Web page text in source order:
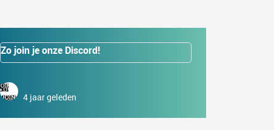
Zo join je onze Discord!
4 jaar geleden